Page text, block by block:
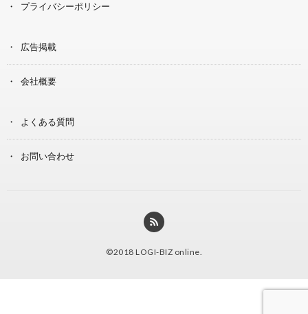
プライバシーポリシー
広告掲載
会社概要
よくある質問
お問い合わせ
©2018 LOGI-BIZ online.